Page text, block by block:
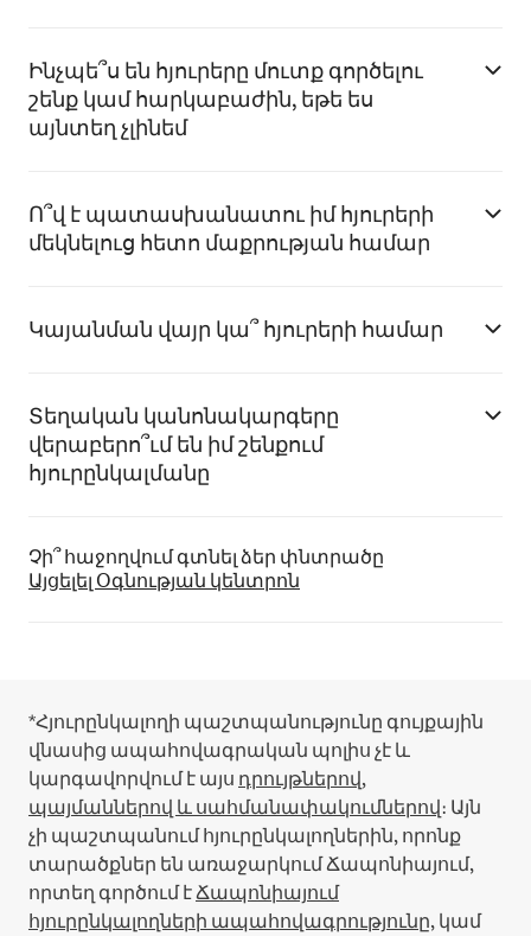
Ինչպե՞ս են հյուրերը մուտք գործելու
շենք կամ հարկաբաժին, եթե ես
այնտեղ չլինեմ
Ո՞վ է պատասխանատու իմ հյուրերի
մեկնելուց հետո մաքրության համար
Կայանման վայր կա՞ հյուրերի համար
Տեղական կանոնակարգերը
վերաբերո՞ւմ են իմ շենքում
հյուրընկալմանը
Չի՞ հաջողվում գտնել ձեր փնտրածը
Այցելել Օգնության կենտրոն
*Հյուրընկալողի պաշտպանությունը գույքային
վնասից ապահովագրական պոլիս չէ և
կարգավորվում է այս դրույթներով,
պայմաններով և սահմանափակումներով։ Այն
չի պաշտպանում հյուրընկալողներին, որոնք
տարածքներ են առաջարկում Ճապոնիայում,
որտեղ գործում էՃապոնիայում
հյուրընկալողների ապահովագրությունը, կամ